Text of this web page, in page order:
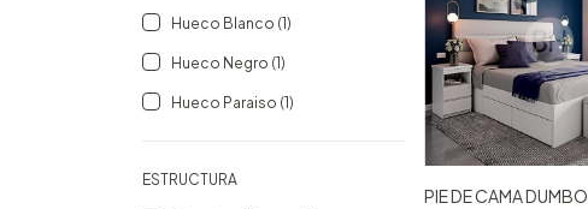
Hueco Blanco (1)
Hueco Negro (1)
Hueco Paraiso (1)
ESTRUCTURA
PIE DE CAMA DUMBO